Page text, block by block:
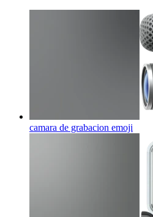
camara de grabacion emoji